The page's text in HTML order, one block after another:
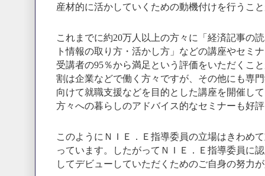
産材的に活かしていくための動機付けを行うこ
これまでに約20万人以上の方々に「経済記事の
ト情報の取り方・活かし方」などの講座やセミ
受講者の95％から満足という評価をいただくこ
割は企業などで働く方々ですが、その他にも専
向けて就職支援などを目的とした講座を開催し
方々への暮らしのアドバイス的なセミナーも好
このようにＮＩＥ．Ｅ指導委員の立場はきわめ
っています。したがってＮＩＥ．Ｅ指導委員に
してデビューしていただくためのご自身の努力